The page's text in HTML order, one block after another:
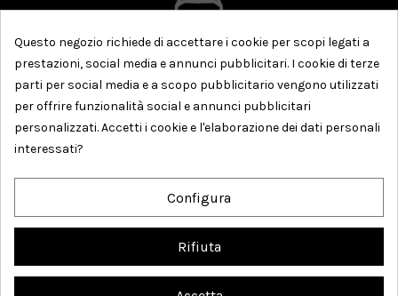
Questo negozio richiede di accettare i cookie per scopi legati a
prestazioni, social media e annunci pubblicitari. I cookie di terze
parti per social media e a scopo pubblicitario vengono utilizzati
per offrire funzionalità social e annunci pubblicitari
personalizzati. Accetti i cookie e l'elaborazione dei dati personali
interessati?
Configura
Rifiuta